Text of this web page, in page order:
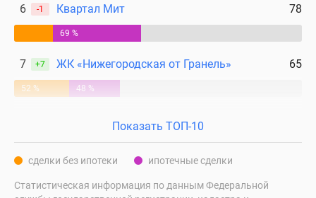
6 -1 Квартал Мит 78
69 %
7 +7 ЖК «Нижегородская от Гранель» 65
52 % 48 %
Показать ТОП-10
сделки без ипотеки ипотечные сделки
Статистическая информация по данным Федеральной